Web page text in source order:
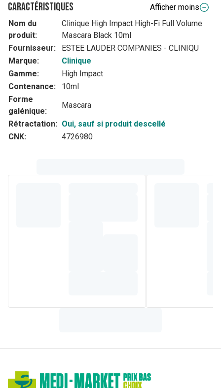
Caractéristiques
Afficher moins
Nom du
produit:
Clinique High Impact High-Fi Full Volume
Mascara Black 10ml
Fournisseur:
ESTEE LAUDER COMPANIES - CLINIQU
Marque:
Clinique
Gamme:
High Impact
Contenance:
10ml
Forme
galénique:
Mascara
Rétractation: Oui, sauf si produit descellé
CNK:
4726980